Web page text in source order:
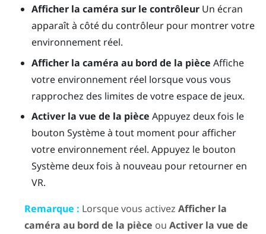
Afficher la caméra sur le contrôleur Un écran
apparaît à côté du contrôleur pour montrer votre
environnement réel.
Afficher la caméra au bord de la pièce Affiche
votre environnement réel lorsque vous vous
rapprochez des limites de votre espace de jeux.
Activer la vue de la pièce Appuyez deux fois le
bouton Système à tout moment pour afficher
votre environnement réel. Appuyez le bouton
Système deux fois à nouveau pour retourner en
VR.
Remarque : Lorsque vous activez Afficher la
caméra au bord de la pièce ou Activer la vue de